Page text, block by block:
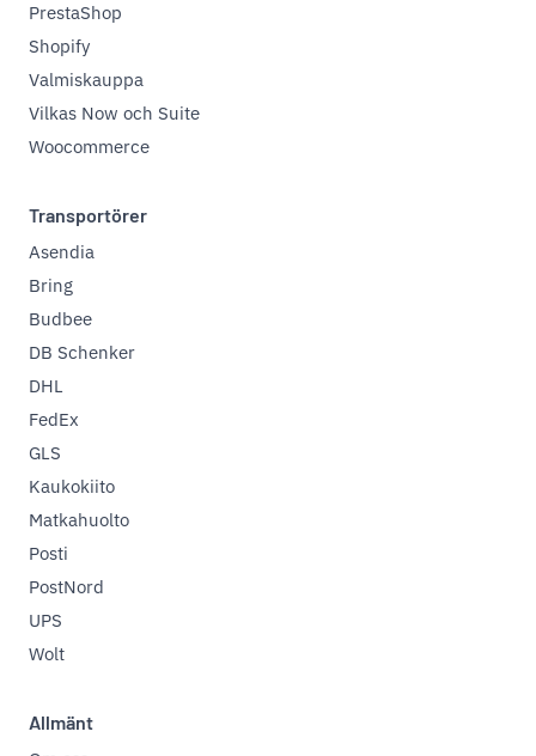
PrestaShop
Shopify
Valmiskauppa
Vilkas Now och Suite
Woocommerce
Transportörer
Asendia
Bring
Budbee
DB Schenker
DHL
FedEx
GLS
Kaukokiito
Matkahuolto
Posti
PostNord
UPS
Wolt
Allmänt